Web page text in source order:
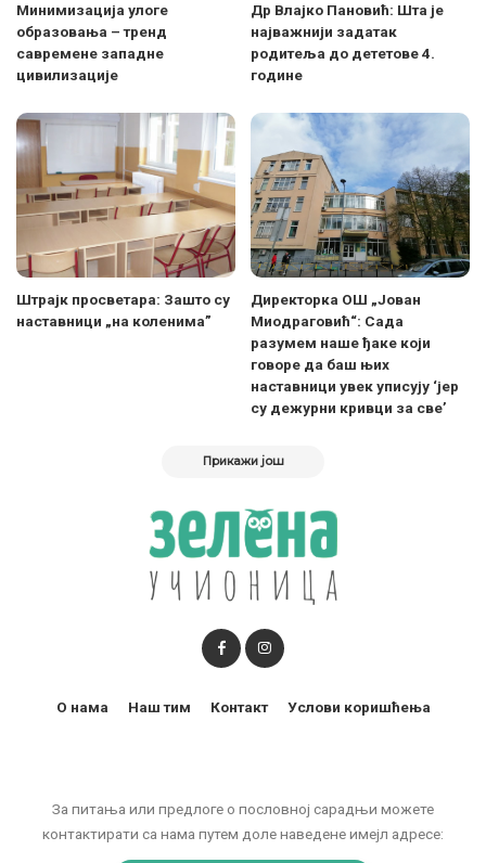
Минимизација улоге
образовања – тренд
савремене западне
цивилизације
Др Влајко Пановић: Шта је
најважнији задатак
родитеља до дететове 4.
године
Штрајк просветара: Зашто су
наставници „на коленима”
Директорка ОШ „Јован
Миодраговић“: Сада
разумем наше ђаке који
говоре да баш њих
наставници увек уписују ‘јер
су дежурни кривци за све’
Прикажи још
За питања или предлоге о пословној сарадњи можете
контактирати са нама путем доле наведене имејл адресе:
О нама Наш тим Контакт Услови коришћења